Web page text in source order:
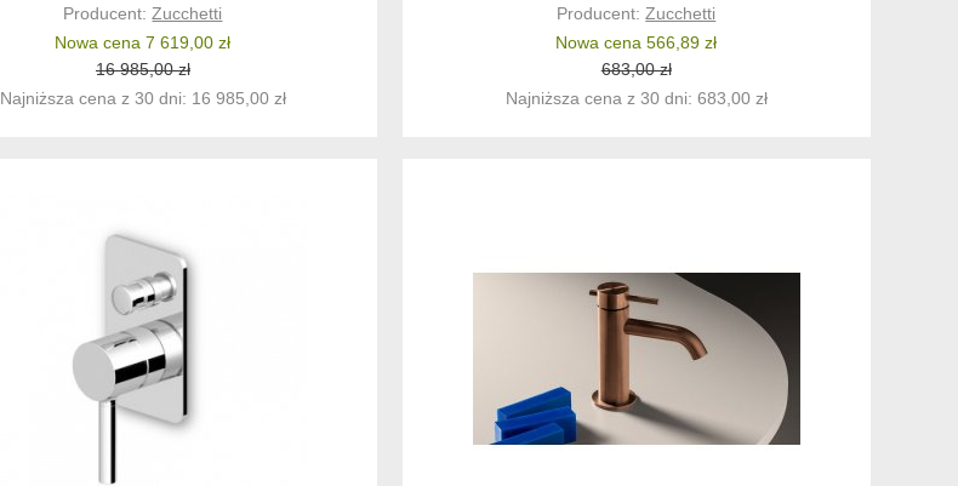
Producent:Zucchetti
Nowa cena 7 619,00 zł
16 985,00 zł
Najniższa cena z 30 dni: 16 985,00 zł
Producent:Zucchetti
Nowa cena 566,89 zł
683,00 zł
Najniższa cena z 30 dni: 683,00 zł